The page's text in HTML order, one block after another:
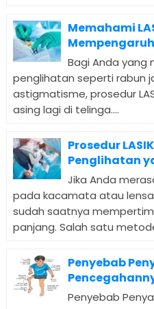
Memahami
Bagi Anda yang
penglihatan seperti rabun
astigmatisme, prosedur
asing lagi di telinga....
Prosedur
Penglihatan
Jika Anda
pada kacamata atau
sudah saatnya
panjang. Salah satu
Penyebab
Penyebab